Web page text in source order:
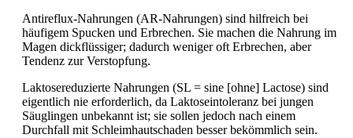
Antireflux-Nahrungen (AR-Nahrungen) sind hilfreich bei
häufigem Spucken und Erbrechen. Sie machen die Nahrung im
Magen dickflüssiger; dadurch weniger oftErbrechen, aber
Tendenz zurVerstopfung.
Laktosereduzierte Nahrungen (SL = sine [ohne] Lactose) sind
eigentlich nie erforderlich, da Laktoseintoleranz bei jungen
Säuglingen unbekannt ist; sie sollen jedoch nach einem
Durchfall mit Schleimhautschaden besser bekömmlich sein.